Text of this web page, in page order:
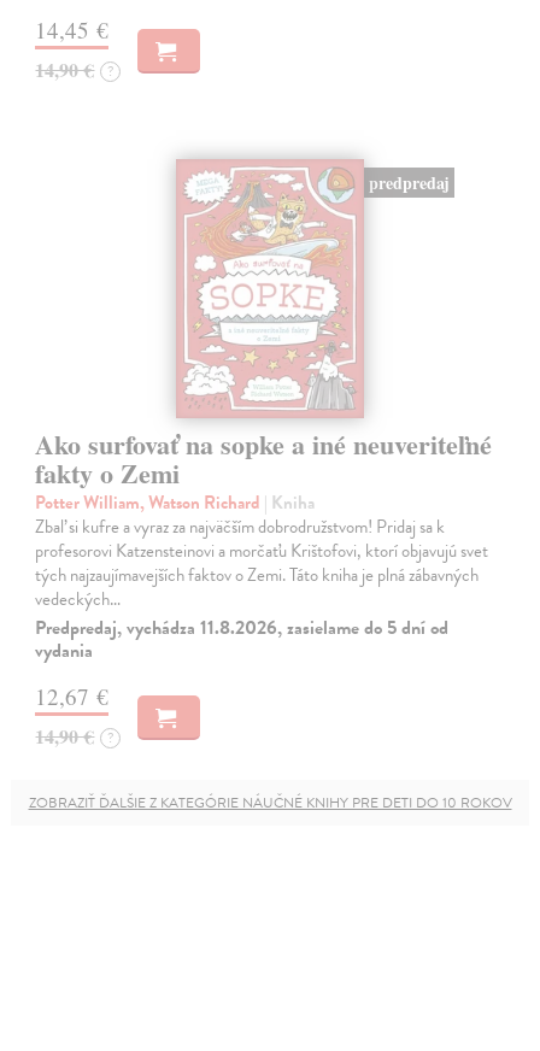
14,45 €
14,90 € ?
predpredaj
Ako surfovať na sopke a iné neuveriteľné
fakty o Zemi
Potter William, Watson Richard | Kniha
Zbaľ si kufre a vyraz za najväčším dobrodružstvom! Pridaj sa k
profesorovi Katzensteinovi a morčaťu Krištofovi, ktorí objavujú svet
tých najzaujímavejších faktov o Zemi. Táto kniha je plná zábavných
vedeckých…
Predpredaj, vychádza 11.8.2026, zasielame do 5 dní od
vydania
12,67 €
14,90 € ?
ZOBRAZIŤ ĎALŠIE Z KATEGÓRIE NÁUČNÉ KNIHY PRE DETI DO 10 ROKOV